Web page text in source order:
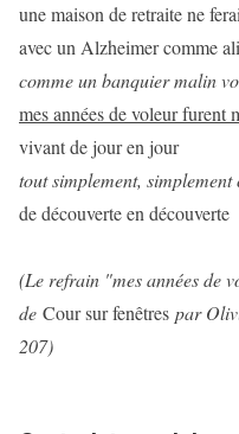
une maison de retraite ne
avec un Alzheimer comme
comme un banquier malin
mes années de voleur furent
vivant de jour en jour
tout simplement, simplement
de découverte en découverte
(Le refrain "mes années de
de Cour sur fenêtres par
207)